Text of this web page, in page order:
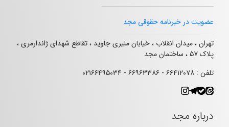
عضویت در خبرنامه حقوقی مجد
تهران ، میدان انقلاب ، خیابان منیری جاوید ، تقاطع شهدای ژاندارمری ،
پلاک ۵۷ ، ساختمان مجد
تلفن : ۶۶۴۱۲۰۷۸ - ۶۶۹۶۳۳۸۶ - ۰۲۱۶۶۴۹۵۰۳۴
درباره مجد